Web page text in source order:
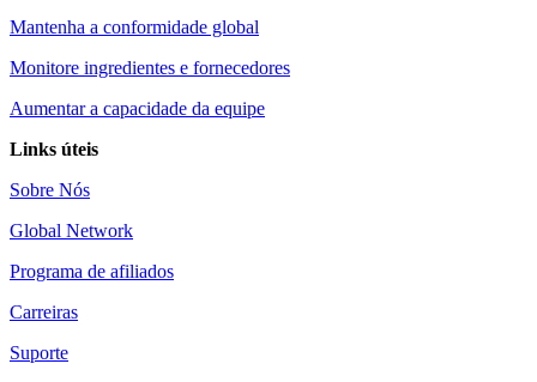
Mantenha a conformidade global
Monitore ingredientes e fornecedores
Aumentar a capacidade da equipe
Links úteis
Sobre Nós
Global Network
Programa de afiliados
Carreiras
Suporte